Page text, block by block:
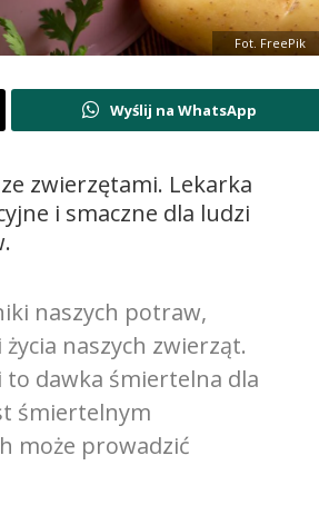
Fot. FreePik
Wyślij na WhatsApp
zwierzętami. Lekarka
i smaczne dla ludzi
naszych potraw,
naszych zwierząt.
to dawka śmiertelna dla
śmiertelnym
może prowadzić